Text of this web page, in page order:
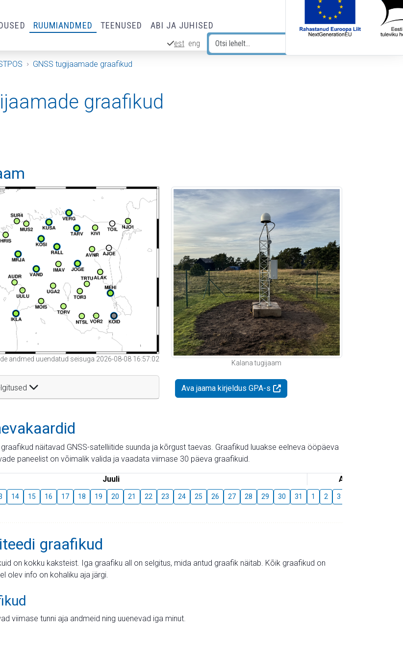
RUUMIANDMED TEENUSED ABI JA JUHISED
est eng
GNSS tugijaamade graafikud
graafikud
andmed uuendatud seisuga 2026-08-08 16:57:02
Kalana tugijaam
Ava jaama kirjeldus GPA-s
näitavad GNSS-satelliitide suunda ja kõrgust taevas. Graafikud luuakse eelneva ööpäeva
paneelist on võimalik valida ja vaadata viimase 30 päeva graafikuid.
Juuli August
14 15 16 17 18 19 20 21 22 23 24 25 26 27 28 29 30 31 1 2 3
graafikud
on kokku kaksteist. Iga graafiku all on selgitus, mida antud graafik näitab. Kõik graafikud on
olev info on kohaliku aja järgi.
viimase tunni aja andmeid ning uuenevad iga minut.